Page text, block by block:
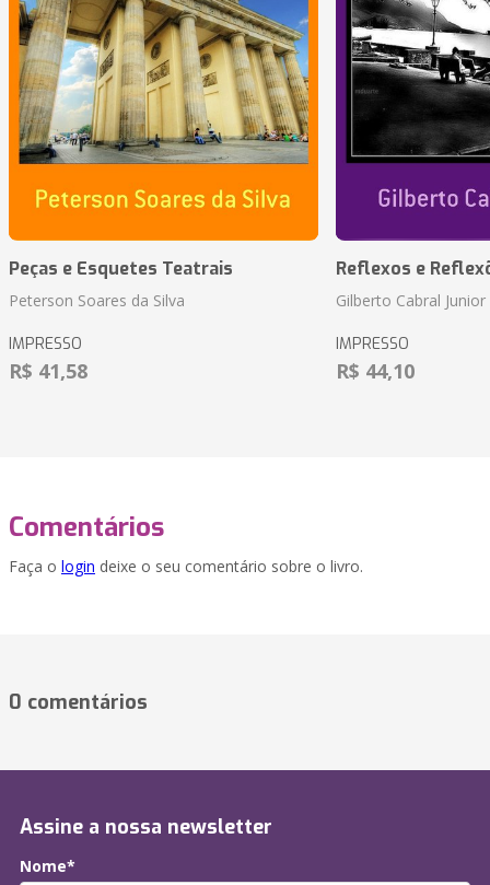
Peças e Esquetes Teatrais
Peterson Soares da Silva
IMPRESSO
R$ 41,58
Reflexos e
Gilberto Cabral Junior
IMPRESSO
R$ 44,10
Comentários
Faça o login deixe o seu comentário sobre o livro.
0 comentários
Assine a nossa newsletter
Nome*